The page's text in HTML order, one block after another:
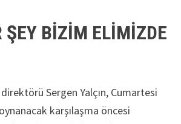
ŞEY BİZİM ELİMİZDE
Sergen Yalçın, Cumartesi
oynanacak karşılaşma öncesi